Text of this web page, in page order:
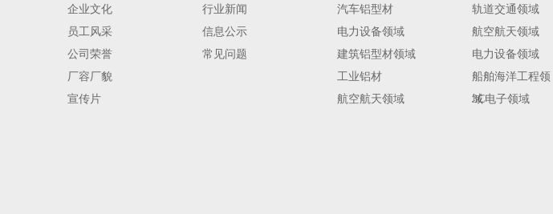
企业文化
员工风采
公司荣誉
厂容厂貌
宣传片
行业新闻
信息公示
常见问题
汽车铝型材
电力设备领域
建筑铝型材领域
工业铝材
航空航天领域
轨道交通领域
航空航天领域
电力设备领域
船舶海洋工程领
域
3C电子领域